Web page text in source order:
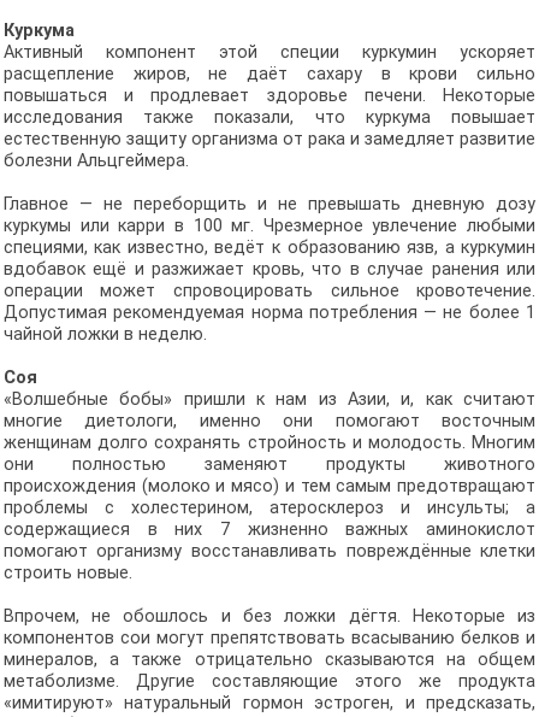
Куркума
Активный компонент этой специи куркумин ускоряет
расщепление жиров, не даёт сахару в крови сильно
повышаться и продлевает здоровье печени. Некоторые
исследования также показали, что куркума повышает
естественную защиту организма от рака и замедляет развитие
болезни Альцгеймера.
Главное — не переборщить и не превышать дневную дозу
куркумы или карри в 100 мг. Чрезмерное увлечение любыми
специями, как известно, ведёт к образованию язв, а куркумин
вдобавок ещё и разжижает кровь, что в случае ранения или
операции может спровоцировать сильное кровотечение.
Допустимая рекомендуемая норма потребления — не более 1
чайной ложки в неделю.
Соя
«Волшебные бобы» пришли к нам из Азии, и, как считают
многие диетологи, именно они помогают восточным
женщинам долго сохранять стройность и молодость. Многим
они полностью заменяют продукты животного
происхождения (молоко и мясо) и тем самым предотвращают
проблемы с холестерином, атеросклероз и инсульты; а
содержащиеся в них 7 жизненно важных аминокислот
помогают организму восстанавливать повреждённые клетки
строить новые.
Впрочем, не обошлось и без ложки дёгтя. Некоторые из
компонентов сои могут препятствовать всасыванию белков и
минералов, а также отрицательно сказываются на общем
метаболизме. Другие составляющие этого же продукта
«имитируют» натуральный гормон эстроген, и предсказать,